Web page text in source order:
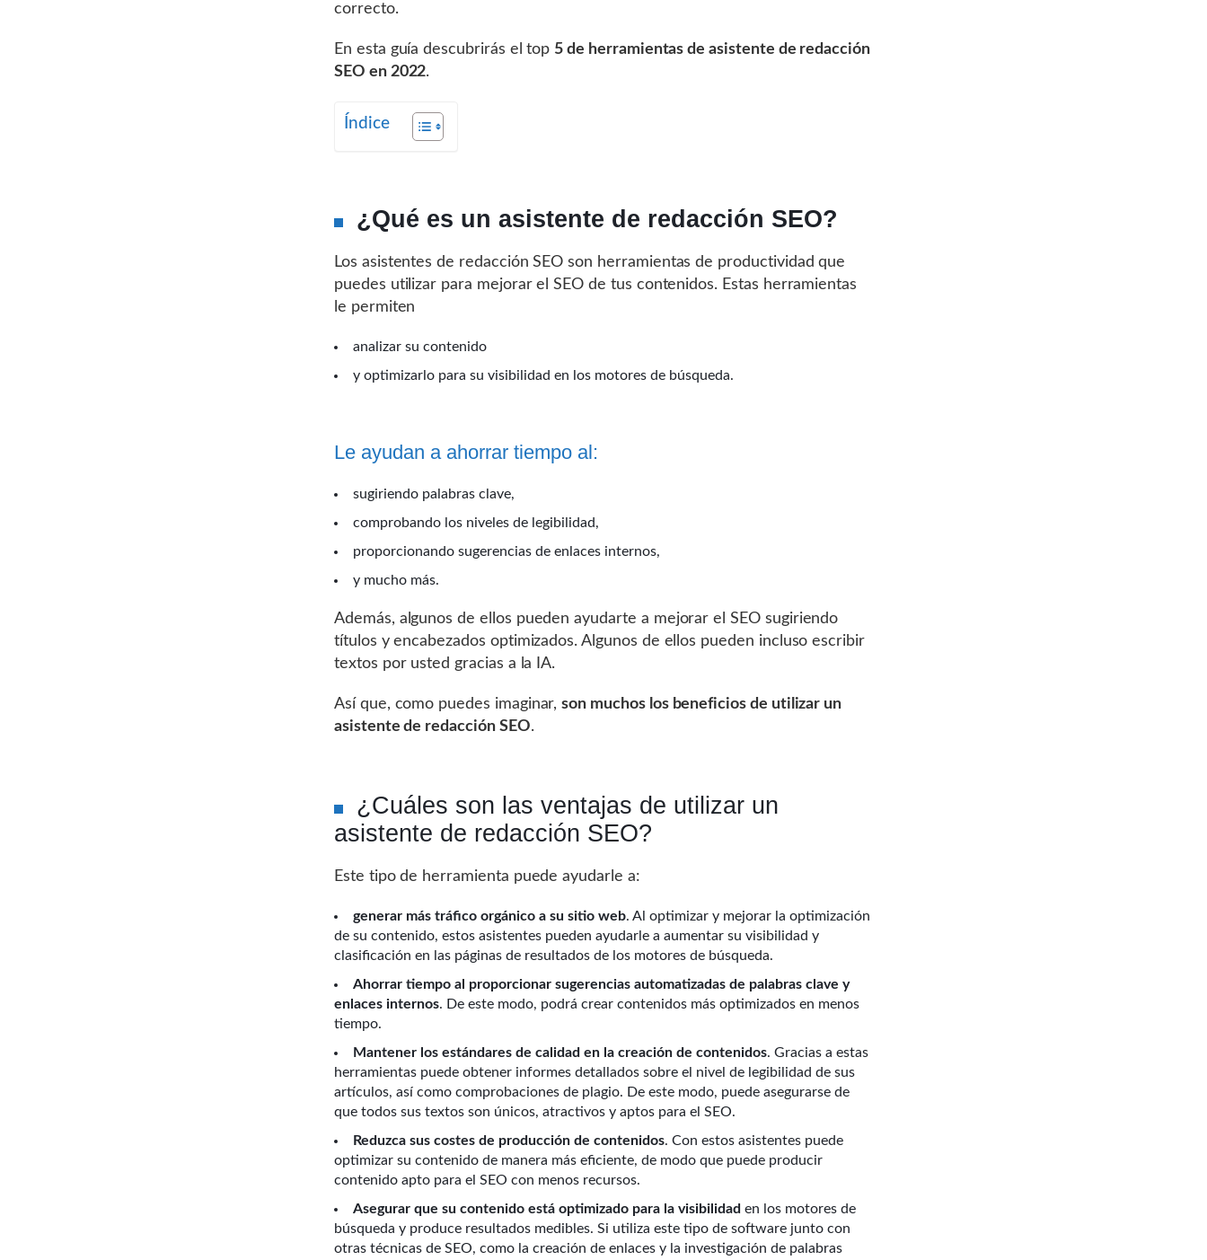
correcto.
En esta guía descubrirás el top 5 de herramientas de asistente de redacción
SEO en 2022.
Índice
¿Qué es un asistente de redacción SEO?
Los asistentes de redacción SEO son herramientas de productividad que
puedes utilizar para mejorar el SEO de tus contenidos. Estas herramientas
le permiten
analizar su contenido
y optimizarlo para su visibilidad en los motores de búsqueda.
Le ayudan a ahorrar tiempo al:
sugiriendo palabras clave,
comprobando los niveles de legibilidad,
proporcionando sugerencias de enlaces internos,
y mucho más.
Además, algunos de ellos pueden ayudarte a mejorar el SEO sugiriendo
títulos y encabezados optimizados. Algunos de ellos pueden incluso escribir
textos por usted gracias a la IA.
Así que, como puedes imaginar,son muchos los beneficios de utilizar un
asistente de redacción SEO.
¿Cuáles son las ventajas de utilizar un
asistente de redacción SEO?
Este tipo de herramienta puede ayudarle a:
generar más tráfico orgánico a su sitio web. Al optimizar y mejorar la optimización
de su contenido, estos asistentes pueden ayudarle a aumentar su visibilidad y
clasificación en las páginas de resultados de los motores de búsqueda.
Ahorrar tiempo al proporcionar sugerencias automatizadas de palabras clave y
enlaces internos. De este modo, podrá crear contenidos más optimizados en menos
tiempo.
Mantener los estándares de calidad en la creación de contenidos. Gracias a estas
herramientas puede obtener informes detallados sobre el nivel de legibilidad de sus
artículos, así como comprobaciones de plagio. De este modo, puede asegurarse de
que todos sus textos son únicos, atractivos y aptos para el SEO.
Reduzca sus costes de producción de contenidos. Con estos asistentes puede
optimizar su contenido de manera más eficiente, de modo que puede producir
contenido apto para el SEO con menos recursos.
Asegurar que su contenido está optimizado para la visibilidad en los motores de
búsqueda y produce resultados medibles. Si utiliza este tipo de software junto con
otras técnicas de SEO, como la creación de enlaces y la investigación de palabras